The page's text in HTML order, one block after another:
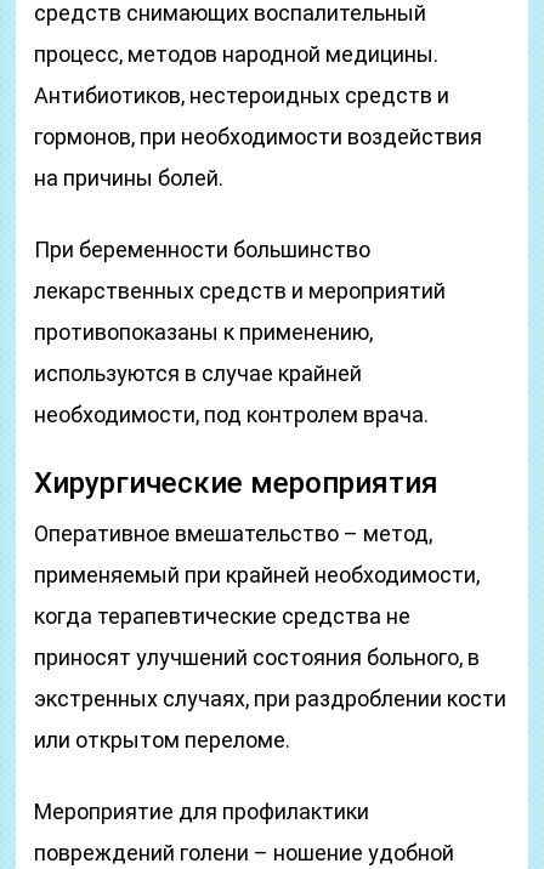
средств снимающих воспалительный
процесс, методов народной медицины.
Антибиотиков, нестероидных средств и
гормонов, при необходимости воздействия
на причины болей.
При беременности большинство
лекарственных средств и мероприятий
противопоказаны к применению,
используются в случае крайней
необходимости, под контролем врача.
Хирургические мероприятия
Оперативное вмешательство – метод,
применяемый при крайней необходимости,
когда терапевтические средства не
приносят улучшений состояния больного, в
экстренных случаях, при раздроблении кости
или открытом переломе.
Мероприятие для профилактики
повреждений голени – ношение удобной